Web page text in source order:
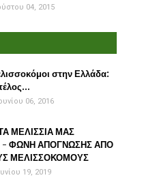
04, 2015
στην Ελλάδα:
06, 2016
ΜΕΛΙΣΣΙΑ ΜΑΣ
ΦΩΝΗ ΑΠΟΓΝΩΣΗΣ ΑΠΟ
ΜΕΛΙΣΣΟΚΟΜΟΥΣ
19, 2019